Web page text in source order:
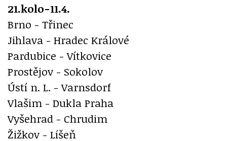
21.kolo-11.4.
Brno - Třinec
Jihlava - Hradec Králové
Pardubice - Vítkovice
Prostějov - Sokolov
Ústí n. L. - Varnsdorf
Vlašim - Dukla Praha
Vyšehrad - Chrudim
Žižkov - Líšeň